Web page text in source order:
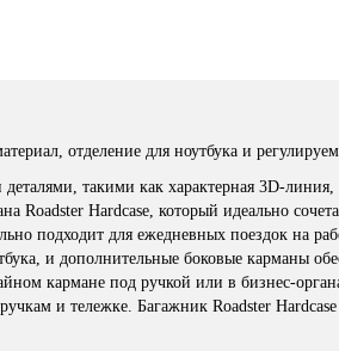
отделение для ноутбука и
такими как характерная 3D-
Hardcase, который идеально
подходит для ежедневных поездок на
и дополнительные боковые карманы
кармане под ручкой или в бизнес-
и тележке. Багажник Roadster